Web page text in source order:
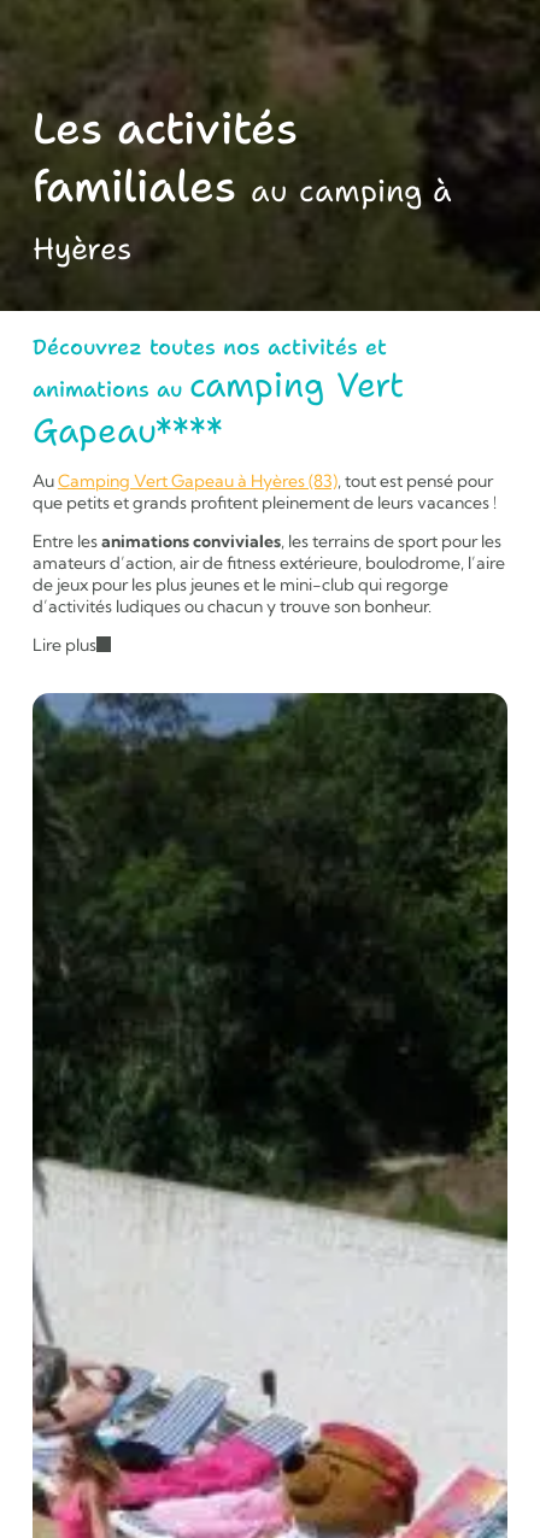
Les activités
familiales au camping à
Hyères
Découvrez toutes nos activités et
animations au camping Vert
Gapeau****
AuCamping Vert Gapeau à Hyères (83), tout est pensé pour
que petits et grands profitent pleinement de leurs vacances !
Entre lesanimations conviviales, les terrains de sport pour les
amateurs d’action, air de fitness extérieure, boulodrome, l’aire
de jeux pour les plus jeunes et le mini-club qui regorge
d’activités ludiques ou chacun y trouve son bonheur.
Lire plus